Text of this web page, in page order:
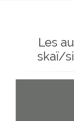
Les
skaï/